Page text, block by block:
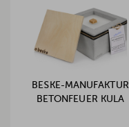
BESKE-MANUFAKTUR
BETONFEUER KULA